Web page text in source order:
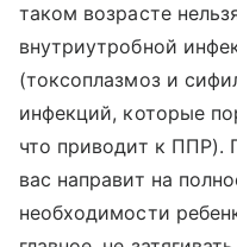
таком возрасте
внутриутробной
(токсоплазмоз и
инфекций, которые
что приводит к ППР).
вас направит на
необходимости